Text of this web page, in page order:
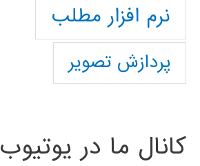
نرم افزار مطلب
پردازش تصویر
کانال ما در یوتیوب